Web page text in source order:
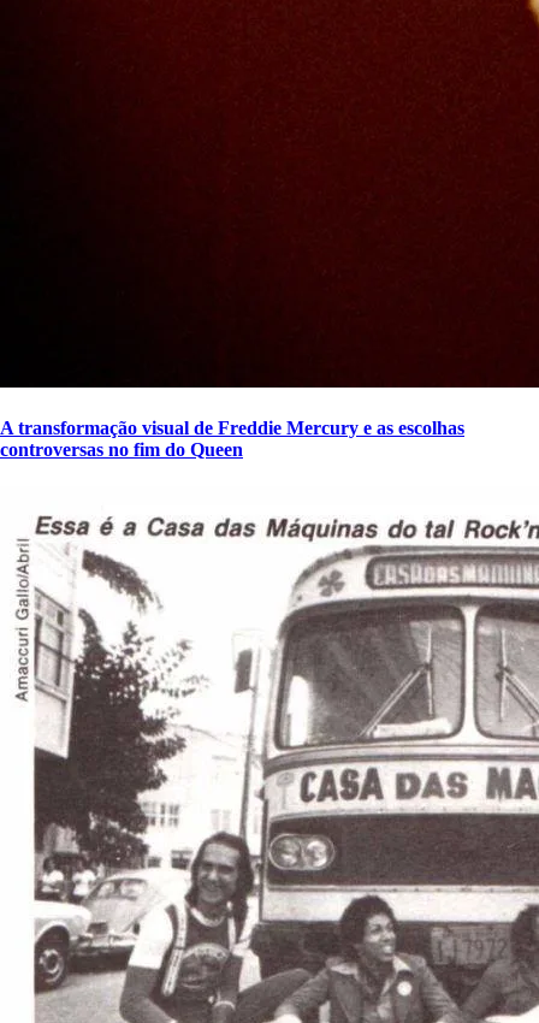
A transformação visual de Freddie Mercury e as escolhas
controversas no fim do Queen